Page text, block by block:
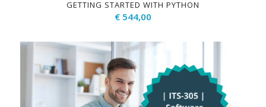
GETTING STARTED WITH PYTHON
€544,00